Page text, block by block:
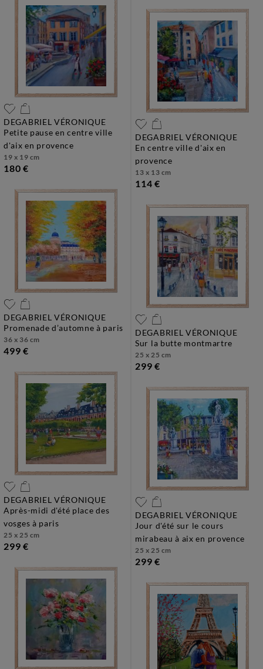
DEGABRIEL VÉRONIQUE
petite pause en centre ville
d'aix en provence
19 x 19 cm
180 €
DEGABRIEL VÉRONIQUE
en centre ville d'aix en
provence
13 x 13 cm
114 €
DEGABRIEL VÉRONIQUE
promenade d’automne à paris
36 x 36 cm
499 €
DEGABRIEL VÉRONIQUE
sur la butte montmartre
25 x 25 cm
299 €
DEGABRIEL VÉRONIQUE
après-midi d'été place des
vosges à paris
25 x 25 cm
299 €
DEGABRIEL VÉRONIQUE
jour d'été sur le cours
mirabeau à aix en provence
25 x 25 cm
299 €